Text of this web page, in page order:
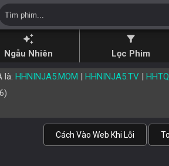
auto_awesome
Ngẫu Nhiên
filter_alt
Lọc Phim
là: HHNINJA5.MOM | HHNINJA5.TV |
)
Cách Vào Web Khi Lỗi